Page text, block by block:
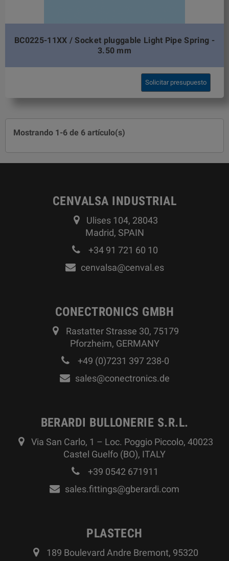
BC0225-11XX / Socket pluggable Light Pipe Spring -
3.50 mm
Solicitar presupuesto
Mostrando 1-6 de 6 artículo(s)
CENVALSA INDUSTRIAL
Ulises 104, 28043
Madrid, SPAIN
+34 91 721 60 10
cenvalsa@cenval.es
CONECTRONICS GMBH
Rastatter Strasse 30, 75179
Pforzheim, GERMANY
+49 (0)7231 397 238-0
sales@conectronics.de
BERARDI BULLONERIE S.R.L.
Via San Carlo, 1 – Loc. Poggio Piccolo, 40023
Castel Guelfo (BO), ITALY
+39 0542 671911
sales.fittings@gberardi.com
PLASTECH
189 Boulevard Andre Bremont, 95320